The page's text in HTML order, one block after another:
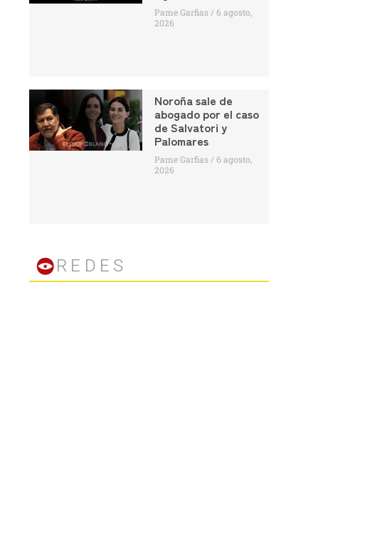
Pame Garfias
6 agosto,
2026
Noroña sale de
abogado por el caso
de Salvatori y
Palomares
Pame Garfias
6 agosto,
2026
REDES